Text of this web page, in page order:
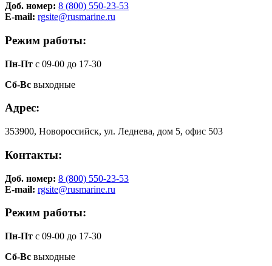
Доб. номер: 8 (800) 550-23-53
E-mail: rgsite@rusmarine.ru
Режим работы:
Пн-Пт с 09-00 до 17-30
Сб-Вс выходные
Адрес:
353900, Новороссийск, ул. Леднева, дом 5, офис 503
Контакты:
Доб. номер: 8 (800) 550-23-53
E-mail: rgsite@rusmarine.ru
Режим работы:
Пн-Пт с 09-00 до 17-30
Сб-Вс выходные